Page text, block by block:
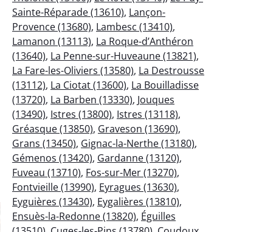
Sainte-Réparade (13610), Lançon-
Provence (13680), Lambesc (13410),
Lamanon (13113), La Roque-d’Anthéron
(13640), La Penne-sur-Huveaune (13821),
La Fare-les-Oliviers (13580), La Destrousse
(13112), La Ciotat (13600), La Bouilladisse
(13720), La Barben (13330), Jouques
(13490), Istres (13800), Istres (13118),
Gréasque (13850), Graveson (13690),
Grans (13450), Gignac-la-Nerthe (13180),
Gémenos (13420), Gardanne (13120),
Fuveau (13710), Fos-sur-Mer (13270),
Fontvieille (13990), Eyragues (13630),
Eyguières (13430), Eygalières (13810),
Ensuès-la-Redonne (13820), Éguilles